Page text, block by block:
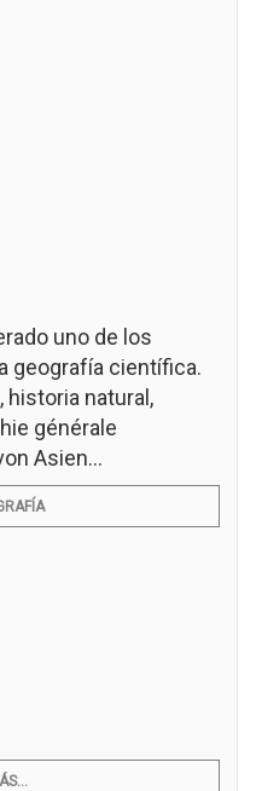
uno de los
geografía científica.
historia natural,
générale
Asien...